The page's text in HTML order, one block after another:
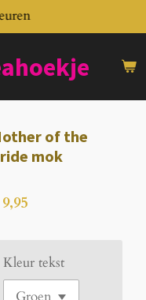
of the
mok
Kleur tekst